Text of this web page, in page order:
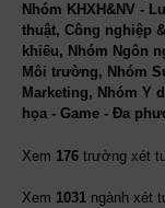
Nhóm KHXH&NV -
thuật, Công nghiệp
khiếu, Nhóm Ngôn
Môi trường, Nhóm
Marketing, Nhóm Y
họa - Game - Đa
Xem 176 trường xét
Xem 1031 ngành xét